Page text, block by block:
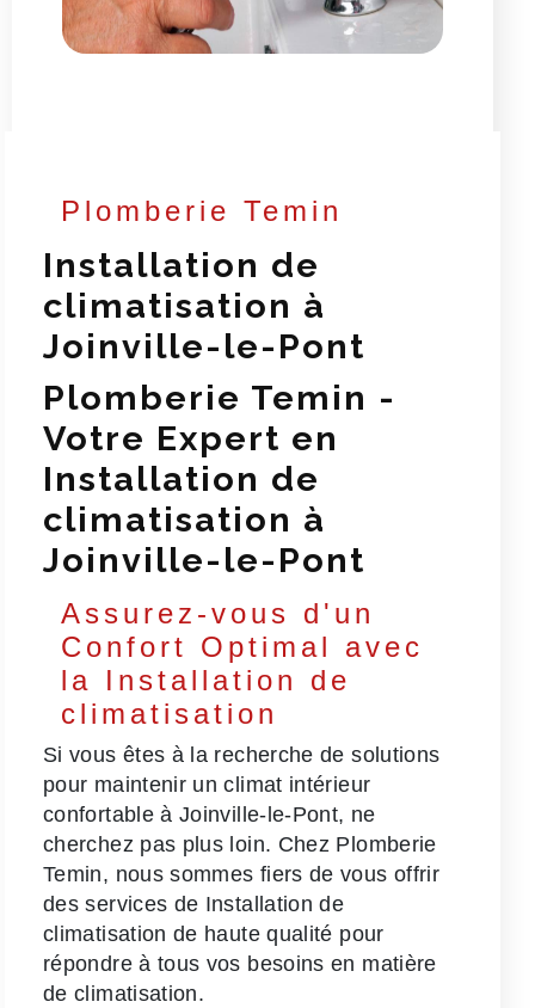
Plomberie Temin
Installation de
climatisation à
Joinville-le-Pont
Plomberie Temin -
Votre Expert en
Installation de
climatisation à
Joinville-le-Pont
Assurez-vous d'un
Confort Optimal avec
la Installation de
climatisation
Si vous êtes à la recherche de solutions
pour maintenir un climat intérieur
confortable à Joinville-le-Pont, ne
cherchez pas plus loin. Chez Plomberie
Temin, nous sommes fiers de vous offrir
des services de Installation de
climatisation de haute qualité pour
répondre à tous vos besoins en matière
de climatisation.